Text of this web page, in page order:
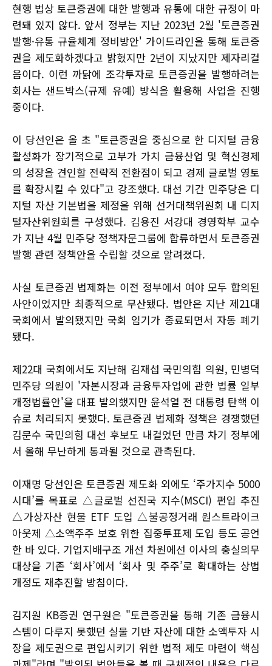
현행 법상 토큰증권에 대한 발행과 유통에 대한 규정이 마
련돼 있지 않다. 앞서 정부는 지난 2023년 2월 '토큰증권
발행·유통 규율체계 정비방안' 가이드라인을 통해 토큰증
권을 제도화하겠다고 밝혔지만 2년이 지났지만 제자리걸
음이다. 이런 까닭에 조각투자로 토큰증권을 발행하려는
회사는 샌드박스(규제 유예) 방식을 활용해 사업을 진행
중이다.
이 당선인은 올 초 "토큰증권을 중심으로 한 디지털 금융
활성화가 장기적으로 고부가 가치 금융산업 및 혁신경제
의 성장을 견인할 전략적 전환점이 되고 경제 글로벌 영토
를 확장시킬 수 있다"고 강조했다. 대선 기간 민주당은 디
지털 자산 기본법을 제정을 위해 선거대책위원회 내 디지
털자산위원회를 구성했다. 김용진 서강대 경영학부 교수
가 지난 4월 민주당 정책자문그룹에 합류하면서 토큰증권
발행 관련 정책안을 수립할 것으로 알려졌다.
사실 토큰증권 법제화는 이전 정부에서 여야 모두 합의된
사안이었지만 최종적으로 무산됐다. 법안은 지난 제21대
국회에서 발의됐지만 국회 임기가 종료되면서 자동 폐기
됐다.
제22대 국회에서도 지난해 김재섭 국민의힘 의원, 민병덕
민주당 의원이 '자본시장과 금융투자업에 관한 법률 일부
개정법률안'을 대표 발의했지만 윤석열 전 대통령 탄핵 이
슈로 처리되지 못했다. 토큰증권 법제화 정책은 경쟁했던
김문수 국민의힘 대선 후보도 내걸었던 만큼 차기 정부에
서 올해 무난하게 통과될 것으로 관측된다.
이재명 당선인은 토큰증권 제도화 외에도 ‘주가지수 5000
시대’를 목표로 △글로벌 선진국 지수(MSCI) 편입 추진
△가상자산 현물 ETF 도입 △불공정거래 원스트라이크
아웃제 △소액주주 보호 위한 집중투표제 도입 등도 공언
한 바 있다. 기업지배구조 개선 차원에선 이사의 충실의무
대상을 기존 ‘회사’에서 ‘회사 및 주주’로 확대하는 상법
개정도 재추진할 방침이다.
김지원 KB증권 연구원은 "토큰증권을 통해 기존 금융시
스템이 다루지 못했던 실물 기반 자산에 대한 소액투자 시
장을 제도권으로 편입시키기 위한 법적 제도 마련이 핵심